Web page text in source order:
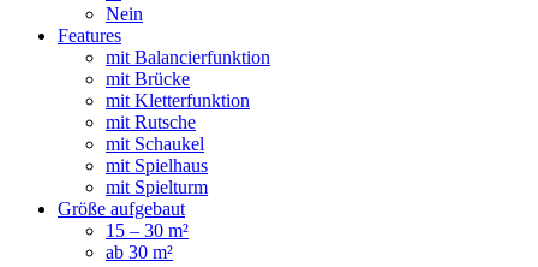
Nein
Features
mit Balancierfunktion
mit Brücke
mit Kletterfunktion
mit Rutsche
mit Schaukel
mit Spielhaus
mit Spielturm
Größe aufgebaut
15 – 30 m²
ab 30 m²